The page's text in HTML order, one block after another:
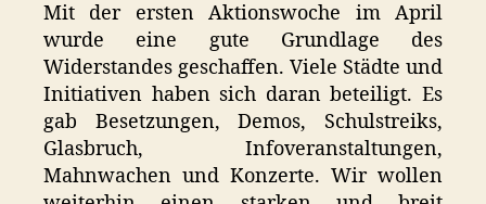
Mit der ersten Aktionswoche im April
wurde eine gute Grundlage des
Widerstandes geschaffen. Viele Städte und
Initiativen haben sich daran beteiligt. Es
gab Besetzungen, Demos, Schulstreiks,
Glasbruch, Infoveranstaltungen,
Mahnwachen und Konzerte. Wir wollen